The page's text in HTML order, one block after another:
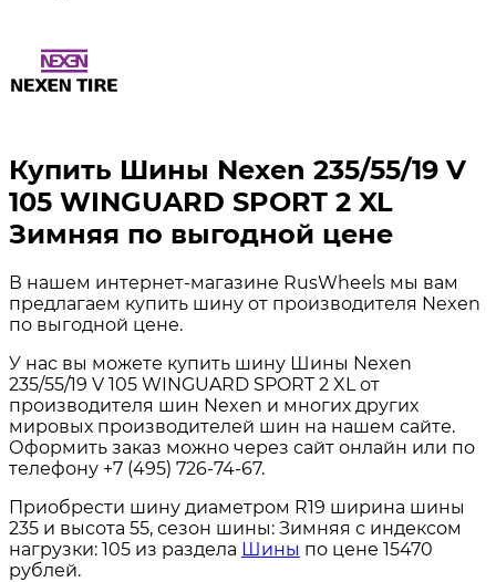
Купить Шины Nexen 235/55/19 V
105 WINGUARD SPORT 2 XL
Зимняя по выгодной цене
В нашем интернет-магазине RusWheels мы вам
предлагаем купить шину от производителя Nexen
по выгодной цене.
У нас вы можете купить шину Шины Nexen
235/55/19 V 105 WINGUARD SPORT 2 XL от
производителя шин Nexen и многих других
мировых производителей шин на нашем сайте.
Оформить заказ можно через сайт онлайн или по
телефону +7 (495) 726-74-67.
Приобрести шину диаметром R19 ширина шины
235 и высота 55, сезон шины: Зимняя с индексом
нагрузки: 105 из раздела Шины по цене 15470
рублей.